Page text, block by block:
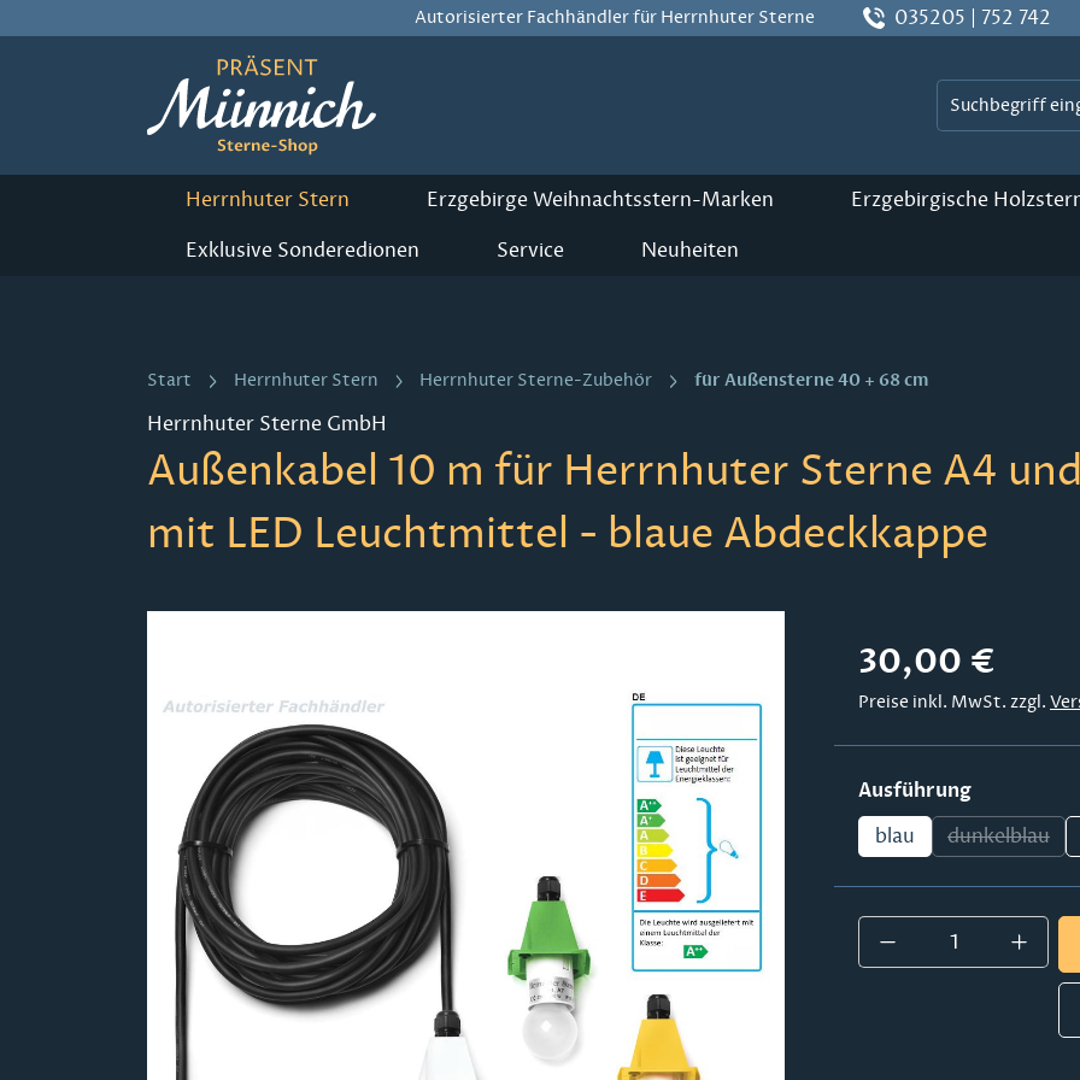
Autorisierter Fachhändler für Herrnhuter Sterne 035205 | 752 742
Herrnhuter Stern Erzgebirge Weihnachtsstern-Marken Erzgebirgische
Exklusive Sonderedionen Service Neuheiten
Start Herrnhuter Stern Herrnhuter Sterne-Zubehör für Außensterne 40 + 68 cm
Herrnhuter Sterne GmbH
Außenkabel 10 m für Herrnhuter Sterne A4
mit LED Leuchtmittel - blaue Abdeckkappe
Regulärer Preis:
30,00 €
Preise inkl. MwSt. zzgl.
Ausführungauswählen
blau
dunkelblau
(Diese
Produkt